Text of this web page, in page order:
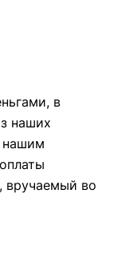
в
наших
нашим
вручаемый во